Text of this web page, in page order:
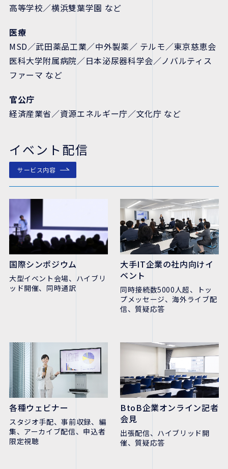
高等学校／横浜雙葉学園 など
医療
MSD／武田薬品工業／中外製薬／ テルモ／東京慈恵会
医科大学附属病院／日本泌尿器科学会／ノバルティス
ファーマ など
官公庁
経済産業省／資源エネルギー庁／文化庁 など
イベント配信
サービス内容
国際シンポジウム
大型イベント会場、ハイブリ
ッド開催、同時通訳
大手IT企業の社内向けイ
ベント
同時接続数5000人超、トッ
プメッセージ、海外ライブ配
信、質疑応答
各種ウェビナー
スタジオ手配、事前収録、編
集、アーカイブ配信、申込者
限定視聴
BtoB企業オンライン記者
会見
出張配信、ハイブリッド開
催、質疑応答